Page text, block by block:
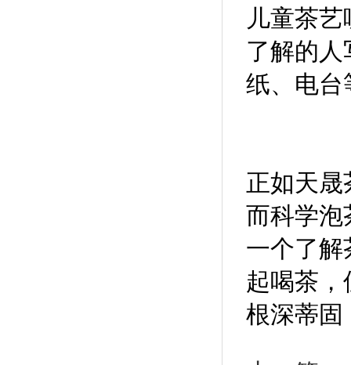
儿童茶
了解的人
纸、电台
正如天晟
而科学泡
一个了解
起喝茶
根深蒂固